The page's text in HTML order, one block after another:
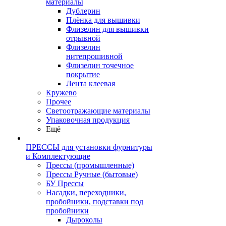
материалы
Дублерин
Плёнка для вышивки
Флизелин для вышивки
отрывной
Флизелин
нитепрошивной
Флизелин точечное
покрытие
Лента клеевая
Кружево
Прочее
Светоотражающие материалы
Упаковочная продукция
Ещё
ПРЕССЫ для установки фурнитуры
и Комплектующие
Прессы (промышленные)
Прессы Ручные (бытовые)
БУ Прессы
Насадки, переходники,
пробойники, подставки под
пробойники
Дыроколы